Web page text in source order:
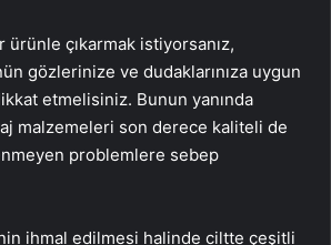
ürünle çıkarmak istiyorsanız,
gözlerinize ve dudaklarınıza uygun
etmelisiniz. Bunun yanında
malzemeleri son derece kaliteli de
problemlere sebep
ihmal edilmesi halinde ciltte çeşitli